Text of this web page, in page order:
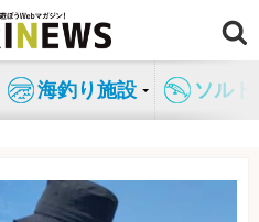
海釣り施設 ソル